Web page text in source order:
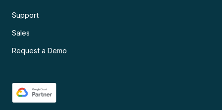
Support
Sales
Request a Demo